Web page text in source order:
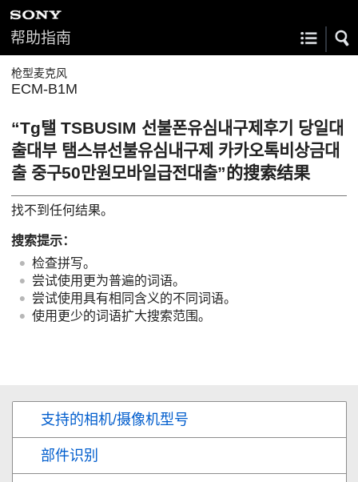
帮助指南
枪型麦克风
ECM-B1M
“Tg탤 TSBUSIM 선불폰유심내구제후기 당일대
출대부 탬스뷰선불유심내구제 카카오톡비상금대
출 중구50만원모바일급전대출”的搜索结果
找不到任何结果。
搜索提示：
检查拼写。
尝试使用更为普遍的词语。
尝试使用具有相同含义的不同词语。
使用更少的词语扩大搜索范围。
支持的相机/摄像机型号
部件识别